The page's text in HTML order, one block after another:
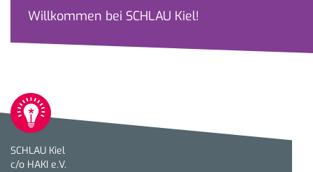
Willkommen bei SCHLAU Kiel!
SCHLAU Kiel
c/o HAKI e.V.